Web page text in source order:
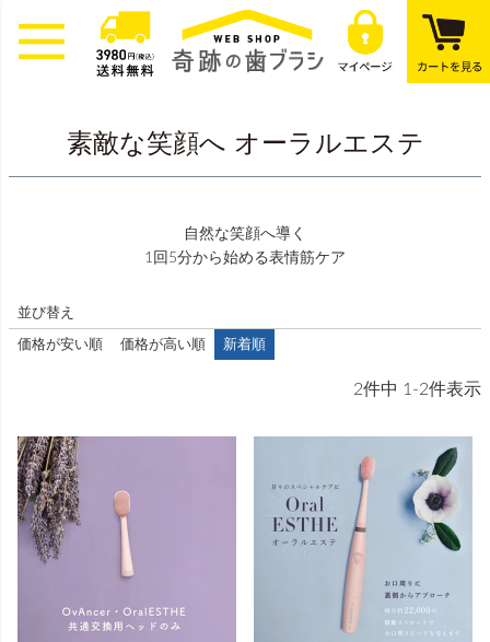
素敵な笑顔へ オーラルエステ
自然な笑顔へ導く
1回5分から始める表情筋ケア
並び替え
価格が安い順 価格が高い順 新着順
2件中 1 -2件表示